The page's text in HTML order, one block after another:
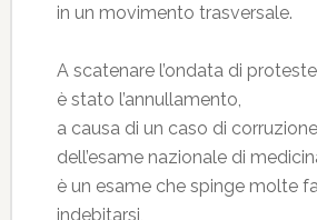
in un movimento trasversale.
A scatenare l’ondata di proteste
è stato l’annullamento,
a causa di un caso di corruzione,
dell’esame nazionale di
è un esame che spinge molte
indebitarsi,